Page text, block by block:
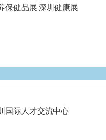
保健品展|深圳健康展
国际人才交流中心